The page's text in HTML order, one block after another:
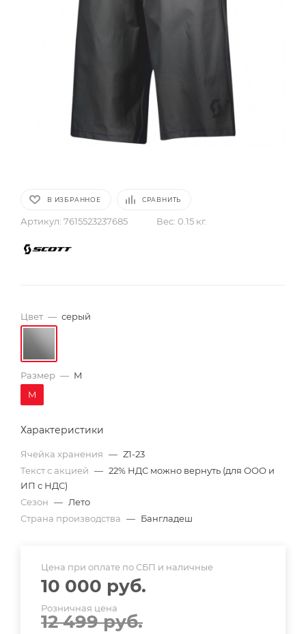
В ИЗБРАННОЕ СРАВНИТЬ
Артикул: 7615523237685 Вес: 0.15 кг.
Цвет — серый
Размер — M
M
Характеристики
Ячейка хранения — Z1-23
Текст с акцией — 22% НДС можно вернуть (для ООО и
ИП с НДС)
Сезон — Лето
Страна производства — Бангладеш
Цена при оплате по СБП и наличные
10 000 руб.
Розничная цена
12 499руб.